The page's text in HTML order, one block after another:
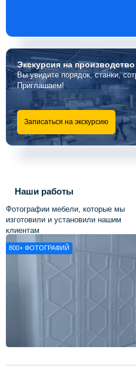
Экскурсияна производство
Вы увидите порядок, станки,
Приглашаем!
Записаться на экскурсию
Наши работы
Фотографии мебели, которые мы
изготовили и установили нашим
клиентам
800+ ФОТОГРАФИЙ